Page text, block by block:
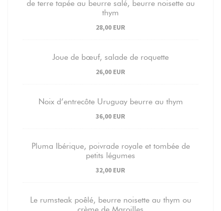
de terre tapée au beurre salé, beurre noisette au
thym
28,00 EUR
Joue de bœuf, salade de roquette
26,00 EUR
Noix d’entrecôte Uruguay beurre au thym
36,00 EUR
Pluma Ibérique, poivrade royale et tombée de
petits légumes
32,00 EUR
Le rumsteak poêlé, beurre noisette au thym ou